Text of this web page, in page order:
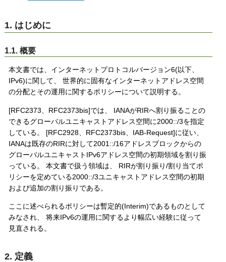
1. はじめに
1.1. 概要
本文書では、インターネットプロトコルバージョン6(以下、
IPv6)に関して、 世界的に固有なインターネットアドレス空間
の分配とその運用に関するポリシーについて説明する。
[RFC2373、RFC2373bis]では、 IANAがRIRへ割り振ることの
できるグローバルユニキャストアドレス空間に2000::/3を指定
している。 [RFC2928、RFC2373bis、IAB-Request]に従い、
IANAは既存のRIRに対して2001::/16アドレスブロックからの
グローバルユニキャストIPv6アドレス空間の初期領域を割り振
っている。 本文書で扱う領域は、 RIRが割り振り/割り当てポ
リシーを定めている2000::/3ユニキャストアドレス空間の初期
および追加の割り振りである。
ここに述べられるポリシーは暫定的(Interim)であるものとして
みなされ、 将来IPv6の運用に関するより幅広い経験に従って
見直される。
2. 定義